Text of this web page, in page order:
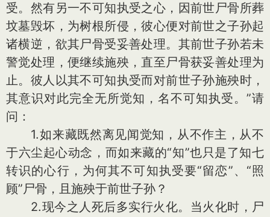
受。然有另一不可知执受之心，因前世尸骨所葬
坟墓毁坏，为树根所侵，彼心便对前世之子孙起
诸横逆，欲其尸骨受妥善处理。其前世子孙若未
警觉处理，便继续施殃，直至尸骨获妥善处理为
止。彼人以其不可知执受而对前世子孙施殃时，
其意识对此完全无所觉知，名不可知执受。”请
问：
1.如来藏既然离见闻觉知，从不作主，从不
于六尘起心动念，而如来藏的“知”也只是了知七
转识的心行，为何其不可知执受要“留恋”、“照
顾”尸骨，且施殃于前世子孙？
2.现今之人死后多实行火化。当火化时，尸